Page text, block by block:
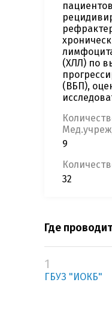
(ХЛЛ) по
(ВБП),
9
32
Где
1
ГБУЗ "ИОКБ"